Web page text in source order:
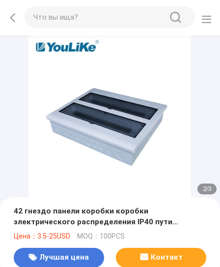
2/3
42 гнездо панели коробки коробки
электрического распределения IP40 пути
пластиковый MCB установил
Цена：3.5-25USD MOQ：100PCS
Лучшая цена Контакт